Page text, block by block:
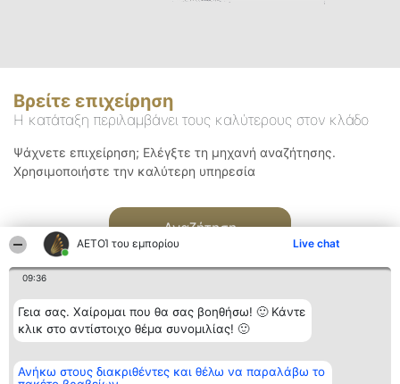
ΑΕΤΟΊ του εμπορίου Live chat
09:36
Γεια σας. Χαίρομαι που θα σας βοηθήσω! 🙂 Κάντε
κλικ στο αντίστοιχο θέμα συνομιλίας! 🙂
Ανήκω στους διακριθέντες και θέλω να παραλάβω το
Βρείτε επιχείρηση
Η κατάταξη περιλαμβάνει τους καλύτερους στον κλάδο
Ψάχνετε επιχείρηση; Ελέγξτε τη μηχανή αναζήτησης.
Χρησιμοποιήστε την καλύτερη υπηρεσία
Αναζήτηση
Διοργανωτής της
κατάταξης
Κατάταξη
Διακριθέντες
Επικοινωνία
Επικοινωνία